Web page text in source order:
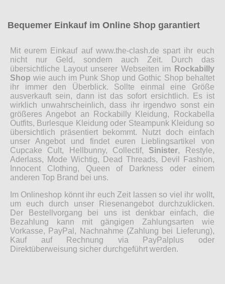
Bequemer Einkauf im Online Shop garantiert
Mit eurem Einkauf auf www.the-clash.de spart ihr euch
nicht nur Geld, sondern auch Zeit. Durch das
übersichtliche Layout unserer Webseiten im
Rockabilly
Shop wie auch im Punk Shop und Gothic Shop behaltet
ihr immer den Überblick. Sollte einmal eine Größe
ausverkauft sein, dann ist das sofort ersichtlich. Es ist
wirklich unwahrscheinlich, dass ihr irgendwo sonst ein
größeres Angebot an Rockabilly Kleidung, Rockabella
Outfits, Burlesque Kleidung oder Steampunk Kleidung so
übersichtlich präsentiert bekommt. Nutzt doch einfach
unser Angebot und findet euren Lieblingsartikel von
Cupcake Cult, Hellbunny, Collectif, Sinister, Restyle,
Aderlass, Mode Wichtig, Dead Threads, Devil Fashion,
Innocent Clothing, Queen of Darkness oder einem
anderen Top Brand bei uns.
Im Onlineshop könnt ihr euch Zeit lassen so viel ihr wollt,
um euch durch unser Riesenangebot durchzuklicken.
Der Bestellvorgang bei uns ist denkbar einfach, die
Bezahlung kann mit gängigen Zahlungsarten wie
Vorkasse, PayPal, Nachnahme (Zahlung bei Lieferung),
Kauf auf Rechnung via PayPalplus oder
Direktüberweisung sicher durchgeführt werden.